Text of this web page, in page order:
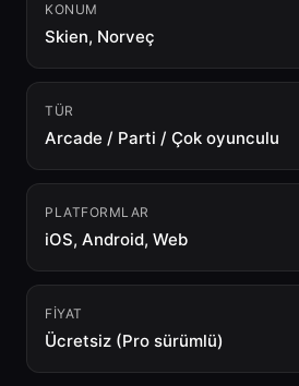
KONUM
Skien, Norveç
TÜR
Arcade / Parti / Çok oyunculu
PLATFORMLAR
iOS, Android, Web
FIYAT
Ücretsiz (Pro sürümlü)